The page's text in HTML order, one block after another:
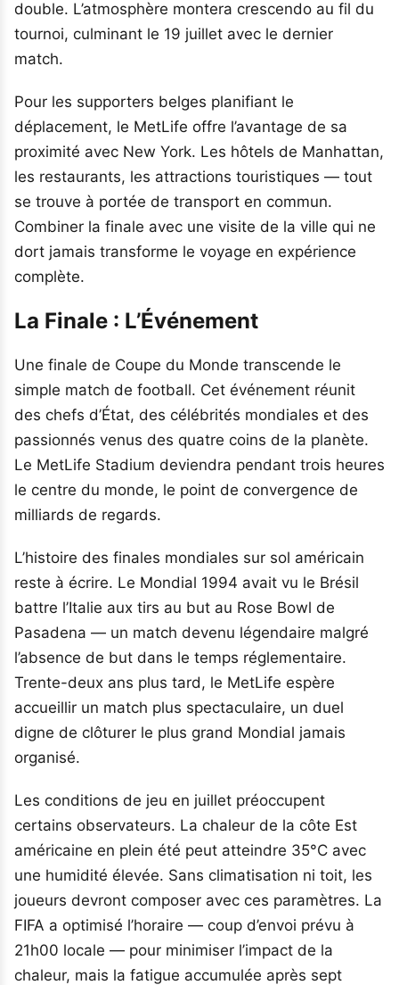
double. L’atmosphère montera crescendo au fil du
tournoi, culminant le 19 juillet avec le dernier
match.
Pour les supporters belges planifiant le
déplacement, le MetLife offre l’avantage de sa
proximité avec New York. Les hôtels de Manhattan,
les restaurants, les attractions touristiques — tout
se trouve à portée de transport en commun.
Combiner la finale avec une visite de la ville qui ne
dort jamais transforme le voyage en expérience
complète.
La Finale : L’Événement
Une finale de Coupe du Monde transcende le
simple match de football. Cet événement réunit
des chefs d’État, des célébrités mondiales et des
passionnés venus des quatre coins de la planète.
Le MetLife Stadium deviendra pendant trois heures
le centre du monde, le point de convergence de
milliards de regards.
L’histoire des finales mondiales sur sol américain
reste à écrire. Le Mondial 1994 avait vu le Brésil
battre l’Italie aux tirs au but au Rose Bowl de
Pasadena — un match devenu légendaire malgré
l’absence de but dans le temps réglementaire.
Trente-deux ans plus tard, le MetLife espère
accueillir un match plus spectaculaire, un duel
digne de clôturer le plus grand Mondial jamais
organisé.
Les conditions de jeu en juillet préoccupent
certains observateurs. La chaleur de la côte Est
américaine en plein été peut atteindre 35°C avec
une humidité élevée. Sans climatisation ni toit, les
joueurs devront composer avec ces paramètres. La
FIFA a optimisé l’horaire — coup d’envoi prévu à
21h00 locale — pour minimiser l’impact de la
chaleur, mais la fatigue accumulée après sept